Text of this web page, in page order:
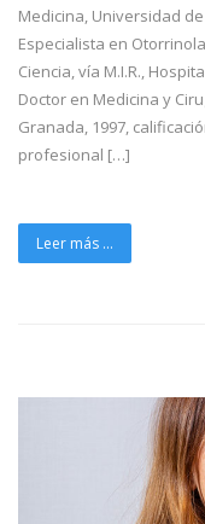
Medicina, Universidad
Especialista en
Ciencia, vía M.I.R.,
Doctor en Medicina y
Granada, 1997,
profesional […]
Leer más ...